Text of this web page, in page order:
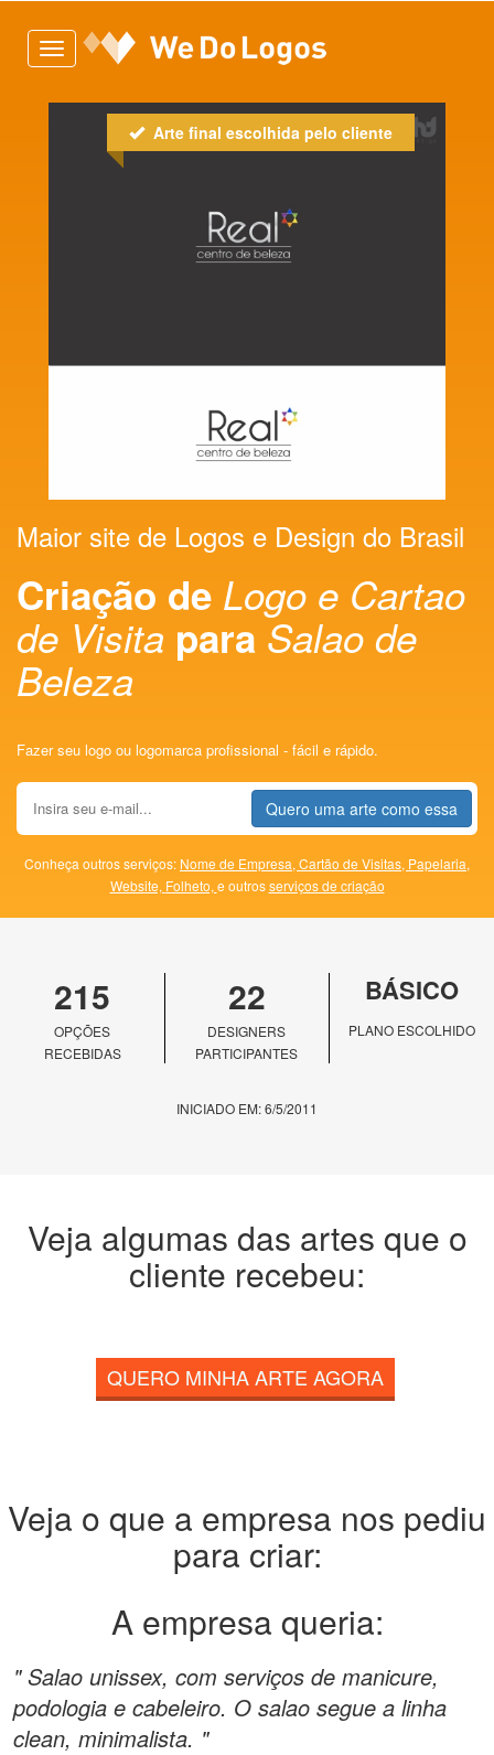
Toggle
navigation
Arte final escolhida pelo cliente
Maior site de Logos e Design do Brasil
Criação de Logo e Cartao
de Visita para Salao de
Beleza
Fazer seu logo ou logomarca profissional - fácil e rápido.
Quero uma arte como essa
Conheça outros serviços: Nome de Empresa, Cartão de Visitas, Papelaria,
Website, Folheto, e outrosserviços de criação
215
OPÇÕES
RECEBIDAS
22
DESIGNERS
PARTICIPANTES
BÁSICO
PLANO ESCOLHIDO
INICIADO EM: 6/5/2011
Veja algumas das artes que o
cliente recebeu:
QUERO MINHA ARTE AGORA
Veja o que a empresa nos pediu
para criar:
A empresa queria:
" Salao unissex, com serviços de manicure,
podologia e cabeleiro. O salao segue a linha
clean, minimalista. "